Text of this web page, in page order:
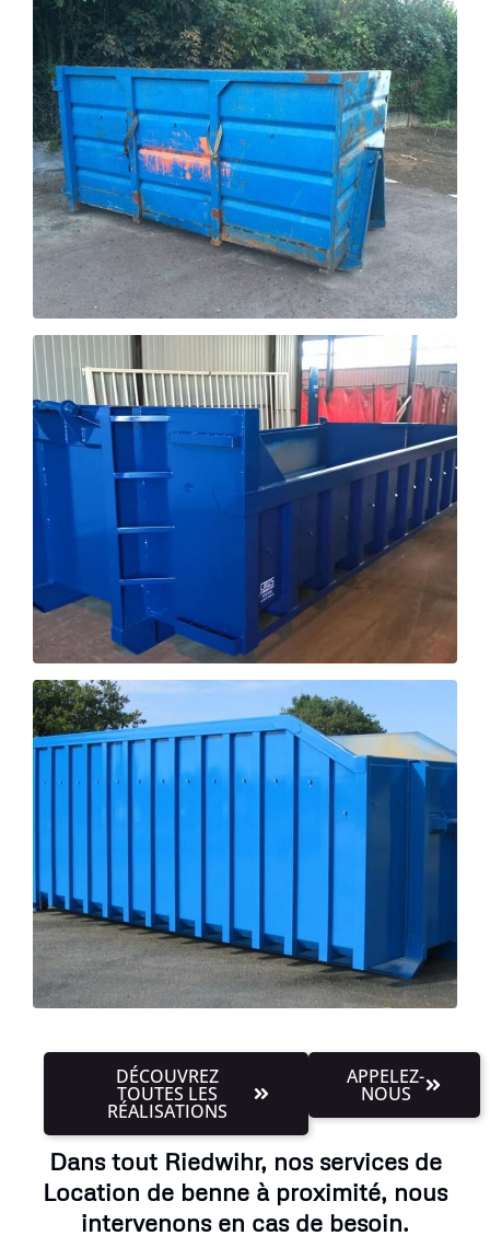
DÉCOUVREZ
TOUTES LES
RÉALISATIONS
APPELEZ-
NOUS
Dans tout Riedwihr, nos services de
Location de benne à proximité, nous
intervenons en cas de besoin.